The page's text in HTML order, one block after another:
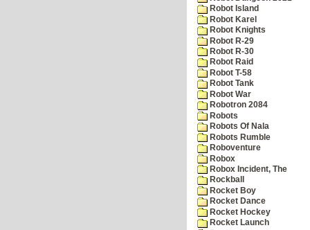
Robot Island
Robot Karel
Robot Knights
Robot R-29
Robot R-30
Robot Raid
Robot T-58
Robot Tank
Robot War
Robotron 2084
Robots
Robots Of Nala
Robots Rumble
Roboventure
Robox
Robox Incident, The
Rockball
Rocket Boy
Rocket Dance
Rocket Hockey
Rocket Launch